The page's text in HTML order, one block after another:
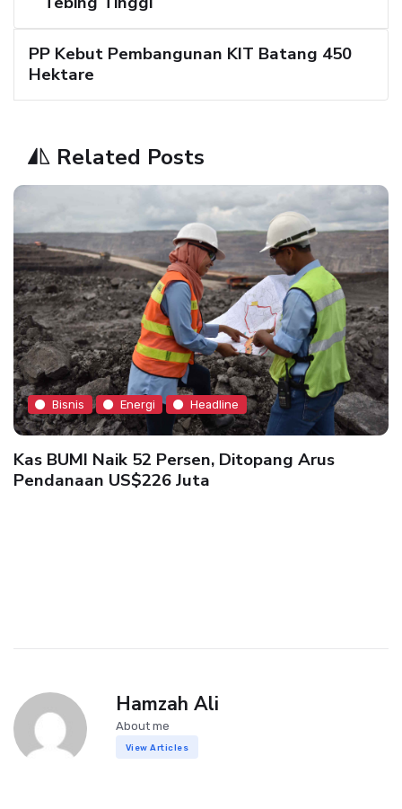
PP Kebut Pembangunan KIT Batang 450
Hektare
Related Posts
Bisnis Energi Headline
Kas BUMI Naik 52 Persen, Ditopang Arus
Pendanaan US$226 Juta
Hamzah Ali
About me
View Articles